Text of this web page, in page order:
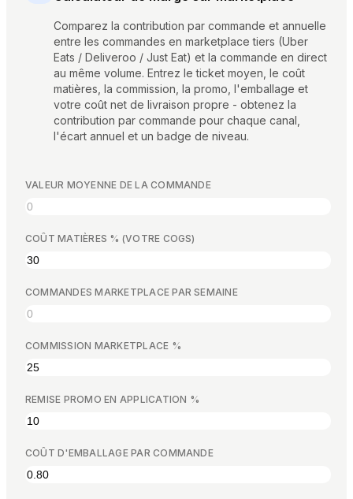
Calculatrices gratuites
Mises à jour des produits
Assistance
Sécurité des données
Contact
Carrières
Réserver une démonstration
Comparez la contribution par commande et annuelle
entre les commandes en marketplace tiers (Uber
Eats / Deliveroo / Just Eat) et la commande en direct
au même volume. Entrez le ticket moyen, le coût
matières, la commission, la promo, l'emballage et
votre coût net de livraison propre - obtenez la
contribution par commande pour chaque canal,
l'écart annuel et un badge de niveau.
VALEUR MOYENNE DE LA COMMANDE
COÛT MATIÈRES % (VOTRE COGS)
COMMANDES MARKETPLACE PAR SEMAINE
COMMISSION MARKETPLACE %
REMISE PROMO EN APPLICATION %
COÛT D'EMBALLAGE PAR COMMANDE